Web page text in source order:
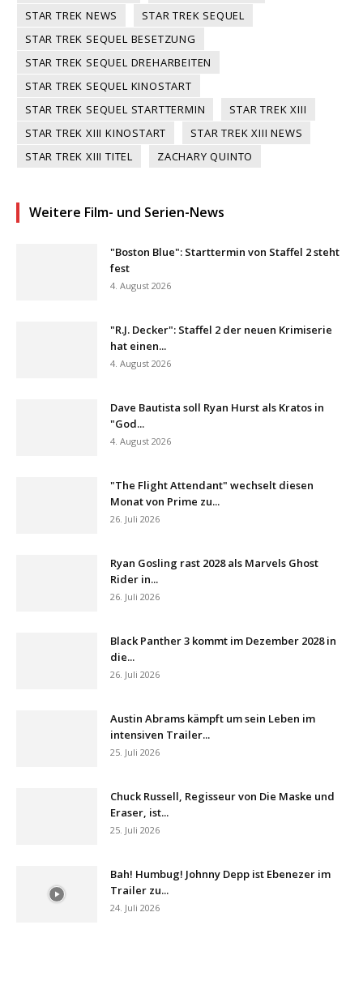
STAR TREK NEWS
STAR TREK SEQUEL
STAR TREK SEQUEL BESETZUNG
STAR TREK SEQUEL DREHARBEITEN
STAR TREK SEQUEL KINOSTART
STAR TREK SEQUEL STARTTERMIN
STAR TREK XIII
STAR TREK XIII KINOSTART
STAR TREK XIII NEWS
STAR TREK XIII TITEL
ZACHARY QUINTO
Weitere Film- und Serien-News
"Boston Blue": Starttermin von Staffel 2 steht
fest
4. August 2026
"R.J. Decker": Staffel 2 der neuen Krimiserie
hat einen...
4. August 2026
Dave Bautista soll Ryan Hurst als Kratos in
"God...
4. August 2026
"The Flight Attendant" wechselt diesen
Monat von Prime zu...
26. Juli 2026
Ryan Gosling rast 2028 als Marvels Ghost
Rider in...
26. Juli 2026
Black Panther 3 kommt im Dezember 2028 in
die...
26. Juli 2026
Austin Abrams kämpft um sein Leben im
intensiven Trailer...
25. Juli 2026
Chuck Russell, Regisseur von Die Maske und
Eraser, ist...
25. Juli 2026
Bah! Humbug! Johnny Depp ist Ebenezer im
Trailer zu...
24. Juli 2026